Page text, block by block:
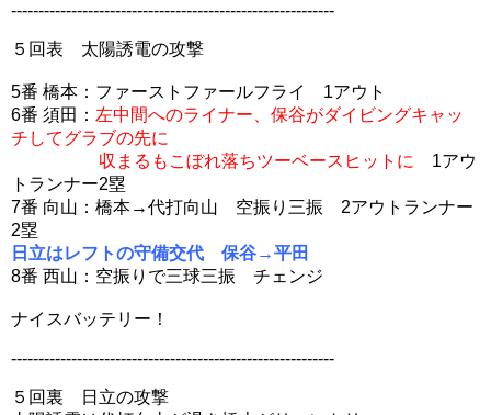
-----------------------------------------------------------
５回表 太陽誘電の攻撃
5番 橋本：ファーストファールフライ 1アウト
6番 須田： 左中間へのライナー、保谷がダイビングキャッ
チしてグラブの先に
収まるもこぼれ落ちツーベースヒットに
1アウ
トランナー2塁
7番 向山：橋本→代打向山 空振り三振 2アウトランナー
2塁
日立はレフトの守備交代 保谷→平田
8番 西山：空振りで三球三振 チェンジ
ナイスバッテリー！
-----------------------------------------------------------
５回裏 日立の攻撃